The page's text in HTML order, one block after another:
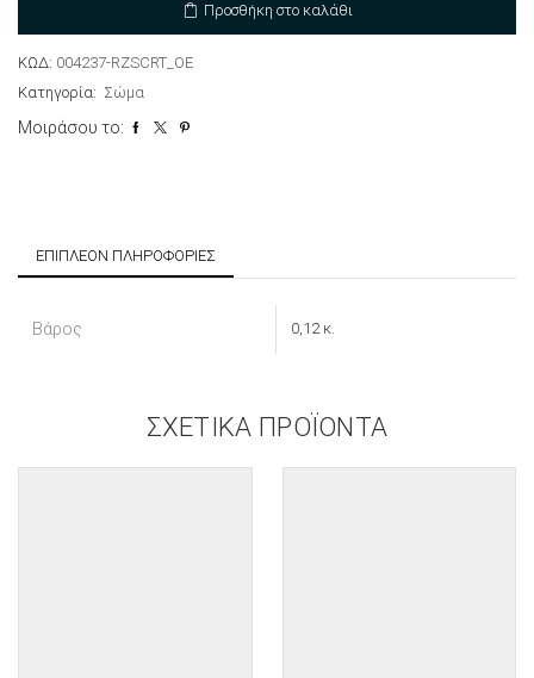
Προσθήκη στο καλάθι
ΚΩΔ: 004237-RZSCRT_OE
Κατηγορία: Σώμα
Μοιράσου το:
ΕΠΙΠΛΈΟΝ ΠΛΗΡΟΦΟΡΊΕΣ
Βάρος 0,12 κ.
ΣΧΕΤΙΚΆ ΠΡΟΪΌΝΤΑ